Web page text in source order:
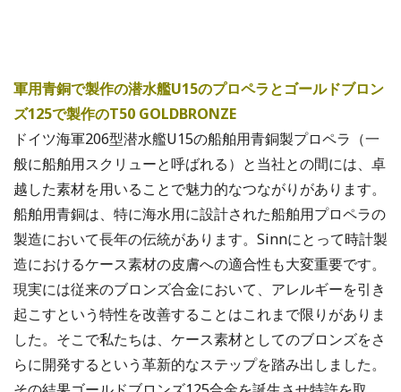
軍用青銅で製作の潜水艦U15のプロペラとゴールドブロン
ズ125で製作のT50 GOLDBRONZE
ドイツ海軍206型潜水艦U15の船舶用青銅製プロペラ（一
般に船舶用スクリューと呼ばれる）と当社との間には、卓
越した素材を用いることで魅力的なつながりがあります。
船舶用青銅は、特に海水用に設計された船舶用プロペラの
製造において長年の伝統があります。Sinnにとって時計製
造におけるケース素材の皮膚への適合性も大変重要です。
現実には従来のブロンズ合金において、アレルギーを引き
起こすという特性を改善することはこれまで限りがありま
した。そこで私たちは、ケース素材としてのブロンズをさ
らに開発するという革新的なステップを踏み出しました。